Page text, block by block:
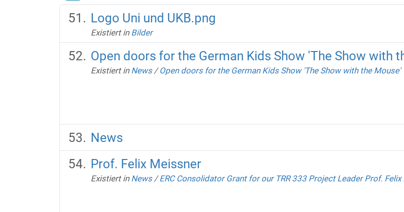
Logo Uni und UKB.png
Existiert in Bilder
Open doors for the German Kids Show 'The Show with
Existiert in News /Open doors for the German Kids Show 'The Show with the Mouse'
News
Prof. Felix Meissner
Existiert in News /ERC Consolidator Grant for our TRR 333 Project Leader Prof. Felix